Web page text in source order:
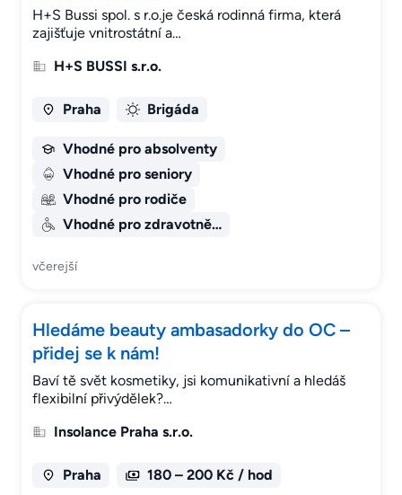
H+S Bussi spol. s r.o.je česká rodinná firma, která
zajišťuje vnitrostátní a…
H+S BUSSI s.r.o.
Praha Brigáda
Vhodné pro absolventy
Vhodné pro seniory
Vhodné pro rodiče
Vhodné pro zdravotně…
včerejší
Hledáme beauty ambasadorky do OC –
přidej se k nám!
Baví tě svět kosmetiky, jsi komunikativní a hledáš
flexibilní přivýdělek?…
Insolance Praha s.r.o.
Praha 180 – 200 Kč / hod